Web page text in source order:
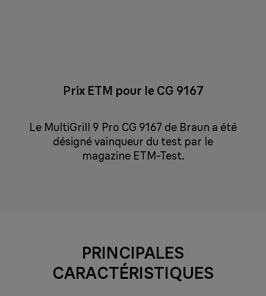
Prix ETM pour le CG 9167
Le MultiGrill 9 Pro CG 9167 de Braun a été
désigné vainqueur du test par le
magazine ETM-Test.
PRINCIPALES
CARACTÉRISTIQUES